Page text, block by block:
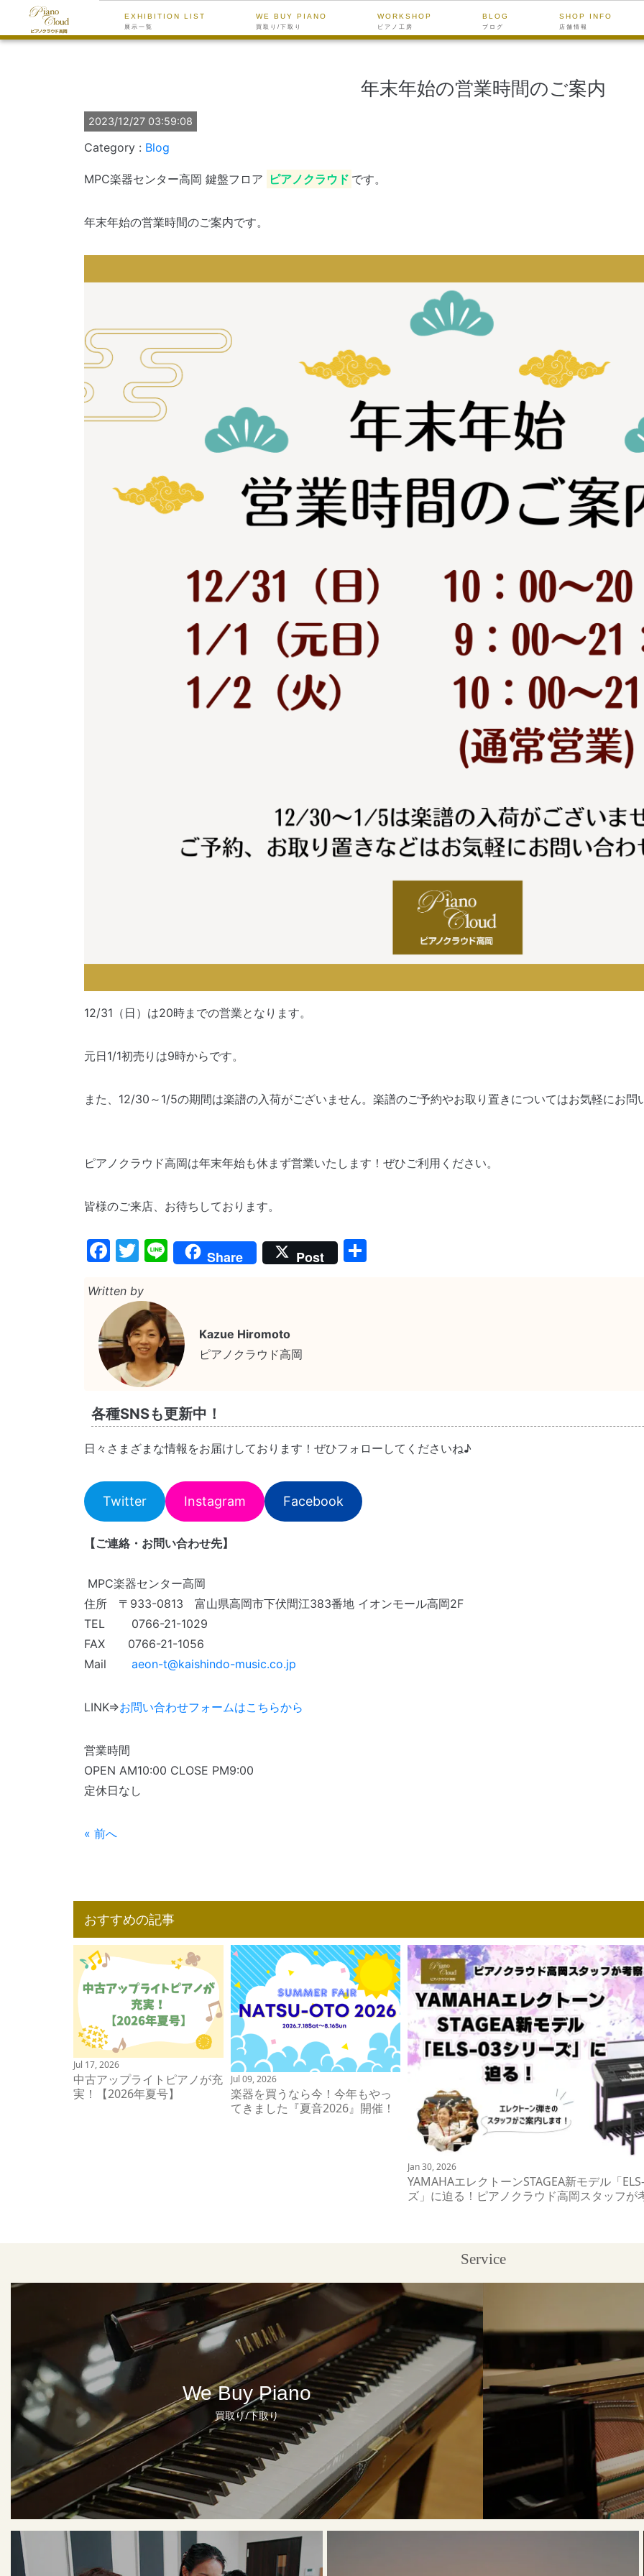
EXHIBITION LIST
展示一覧
WE BUY PIANO
買取り/下取り
WORKSHOP
ピアノ工房
BLOG
ブログ
SHOP INFO
店舗情報
年末年始の営業時間のご案内
2023/12/27 03:59:08
Blog
MPC楽器センター高岡 鍵盤フロア ピアノクラウド です。
年末年始の営業時間のご案内です。
12/31（日）は20時までの営業となります。
元日1/1初売りは9時からです。
また、12/30～1/5の期間は楽譜の入荷がございません。楽譜のご予約やお取り置きについてはお気軽にお問
ピアノクラウド高岡は年末年始も休まず営業いたします！ぜひご利用ください。
皆様のご来店、お待ちしております。
Facebook
Twitter
LineShare Post
Written by
Kazue Hiromoto
ピアノクラウド高岡
各種SNSも更新中！
日々さまざまな情報をお届けしております！ぜひフォローしてくださいね♪
Twitter Instagram Facebook
【ご連絡・お問い合わせ先】
MPC楽器センター高岡
住所 〒933-0813 富山県高岡市下伏間江383番地 イオンモール高岡2F
TEL 0766-21-1029
FAX 0766-21-1056
Mail aeon-t@kaishindo-music.co.jp
LINK⇒お問い合わせフォームはこちらから
営業時間
OPEN AM10:00 CLOSE PM9:00
定休日なし
« 前へ
おすすめの記事
Jul 17, 2026
中古アップライトピアノが充
実！【2026年夏号】
Jul 09, 2026
楽器を買うなら今！今年もやっ
てきました『夏音2026』開催！
Jan 30, 2026
YAMAHAエレクトーンSTAGEA新モデル「
ズ」に迫る！ピアノクラウド高岡スタッフが
Service
We Buy Piano
買取り/下取り